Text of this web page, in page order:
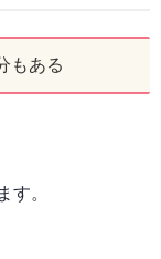
もある
す。